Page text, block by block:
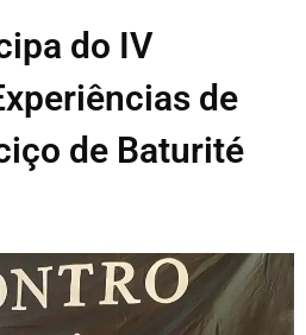
do IV
de
de Baturité